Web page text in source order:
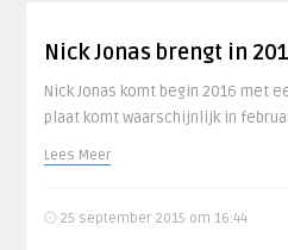
Nick Jonas brengt in
Nick Jonas komt begin 2016 met
plaat komt waarschijnlijk in
Lees Meer
25 september 2015 om 16:44